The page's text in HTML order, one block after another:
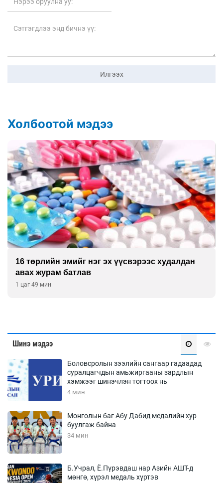
Илгээх
Холбоотой мэдээ
16 төрлийн эмийг нэг эх үүсвэрээс худалдан
авах журам батлав
1 цаг 49 мин
Шинэ мэдээ
Боловсролын зээлийн сангаар гадаадад
суралцагчдын амьжиргааны зардлын
хэмжээг шинэчлэн тогтоох нь
4 мин
Монголын баг Абу Дабид медалийн хур
буулгаж байна
34 мин
Б.Учрал, Ё.Пүрэвдаш нар Азийн АШТ-д
мөнгө, хүрэл медаль хүртэв